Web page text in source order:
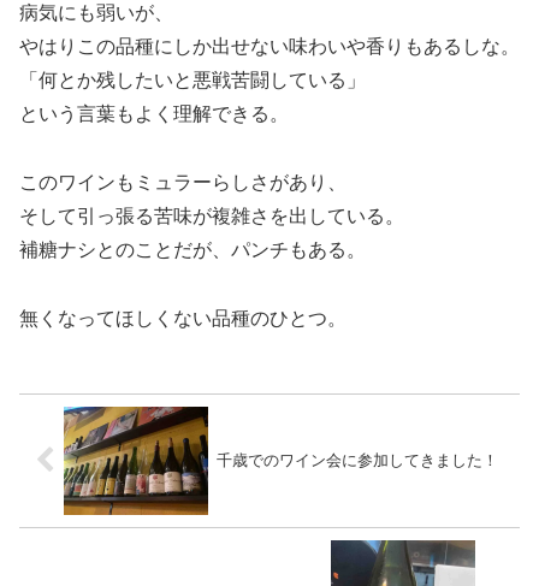
病気にも弱いが、
やはりこの品種にしか出せない味わいや香りもあるしな。
「何とか残したいと悪戦苦闘している」
という言葉もよく理解できる。
このワインもミュラーらしさがあり、
そして引っ張る苦味が複雑さを出している。
補糖ナシとのことだが、パンチもある。
無くなってほしくない品種のひとつ。
千歳でのワイン会に参加してきました！